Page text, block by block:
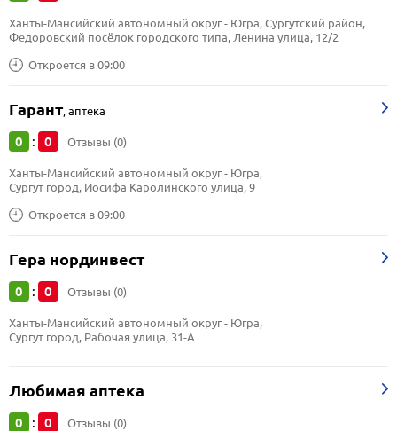
Откроется в 09:00
Ханты-Мансийский автономный округ - Югра, Сургутский район,
Федоровский посёлок городского типа, Ленина улица, 12/2
Гарант,аптека
0 : 0 Отзывы (0)
Откроется в 09:00
Ханты-Мансийский автономный округ - Югра,
Сургут город, Иосифа Каролинского улица, 9
Гера нординвест
0 : 0 Отзывы (0)
Ханты-Мансийский автономный округ - Югра,
Сургут город, Рабочая улица, 31-А
Любимая аптека
0 : 0 Отзывы (0)